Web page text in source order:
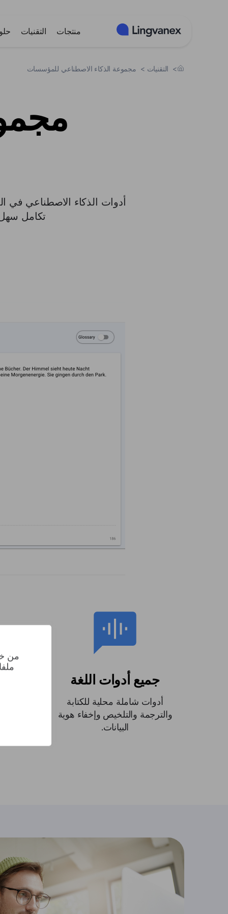
من
منتجات التقنيات
> التقنيات > مجموعة الذكاء الاصطناعي للمؤسسات
أدوات الذكاء الاصطناعي في
تكامل
جميع أدوات اللغة
أدوات شاملة محلية للكتابة
والترجمة والتلخيص وإخفاء هوية
البيانات.